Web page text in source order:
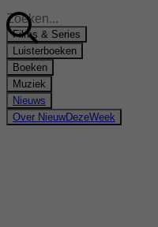
Films & Series
Luisterboeken
Boeken
Muziek
Nieuws
Over NieuwDezeWeek